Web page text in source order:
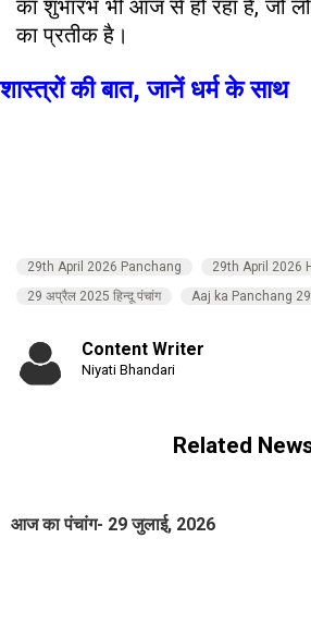
का शुभारंभ भी आज से हो रहा है, जो
का प्रतीक है।
शास्त्रों की बात, जानें धर्म के साथ
29th April 2026 Panchang
29th April 2026
29 अप्रैल 2025 हिन्दू पंचांग
Aaj ka Panchang
Content Writer
Niyati Bhandari
Related
आज का पंचांग- 29 जुलाई, 2026